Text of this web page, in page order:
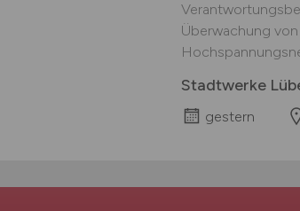
Überwachung
Stadtwerke
gestern